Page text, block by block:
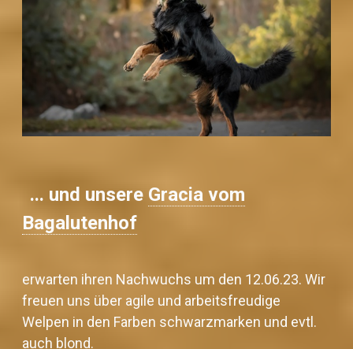
... und unsere Gracia vom
Bagalutenhof
erwarten ihren Nachwuchs um den 12.06.23. Wir
freuen uns über agile und arbeitsfreudige
Welpen in den Farben schwarzmarken und evtl.
auch blond.